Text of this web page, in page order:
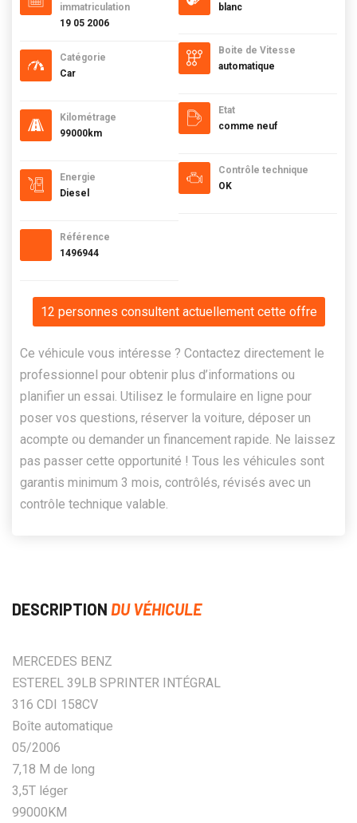
immatriculation
19 05 2006
Catégorie
Car
Kilométrage
99000km
Energie
Diesel
Référence
1496944
blanc
Boite de Vitesse
automatique
Etat
comme neuf
Contrôle technique
OK
12 personnes consultent actuellement cette offre
Ce véhicule vous intéresse ? Contactez directement le
professionnel pour obtenir plus d’informations ou
planifier un essai. Utilisez le formulaire en ligne pour
poser vos questions, réserver la voiture, déposer un
acompte ou demander un financement rapide. Ne laissez
pas passer cette opportunité ! Tous les véhicules sont
garantis minimum 3 mois, contrôlés, révisés avec un
contrôle technique valable.
DESCRIPTION DU VÉHICULE
MERCEDES BENZ
ESTEREL 39LB SPRINTER INTÉGRAL
316 CDI 158CV
Boîte automatique
05/2006
7,18 M de long
3,5T léger
99000KM